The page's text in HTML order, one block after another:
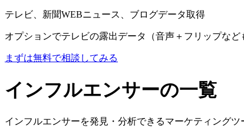
テレビ、新聞WEBニュース、ブログデータ取得
オプションでテレビの露出データ（音声＋フリップな
まずは無料で相談してみる
インフルエンサーの一覧
インフルエンサーを発見・分析できるマーケティングツ